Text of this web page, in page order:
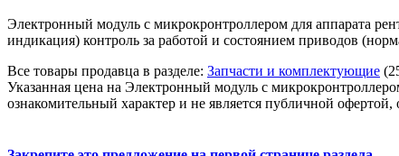
Электронный модуль с микрокронтроллером для аппарата
индикация) контроль за работой и состоянием приводов
Все товары продавца в разделе: Запчасти и комплектующие
Указанная цена на Электронный модуль с
ознакомительный характер и не является публичной